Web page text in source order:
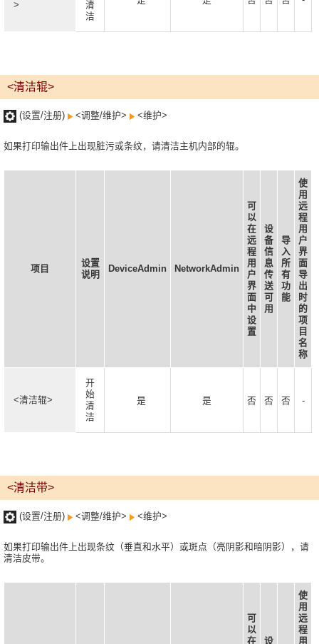
>
清
洁
<清洁辊>
(设置/注册) <调整/维护> <维护>
如果打印输出件上出现脏污或条纹，请清洁主机内部的辊。
项目
设置
说明
DeviceAdmin NetworkAdmin
可
以
在
远
程
用
户
界
面
中
设
置
设
备
信
息
传
送
可
用
导
入
所
有
功
能
使
用
远
程
用
户
界
面
导
出
时
的
项
目
名
称
<清洁辊>
开
始
清
洁
是 是 否 否 否 -
<清洁带>
(设置/注册) <调整/维护> <维护>
如果打印输出件上出现条纹（垂直和水平）或斑点（亮阴影和暗阴影），请
清洁皮带。
可
以
在
设
使
用
远
程
用